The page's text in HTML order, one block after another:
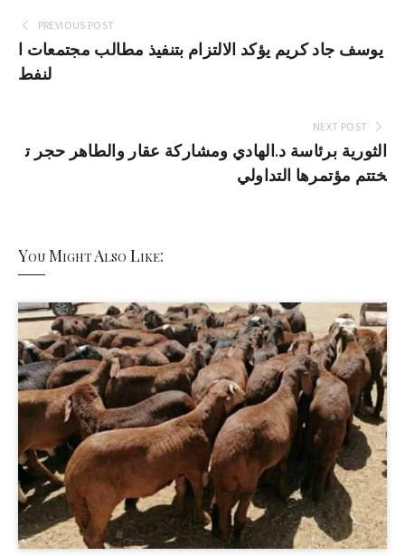
PREVIOUS POST
يوسف جاد كريم يؤكد الالتزام بتنفيذ مطالب مجتمعات ا
لنفط
NEXT POST
الثورية برئاسة د.الهادي ومشاركة عقار والطاهر حجر ت
ختتم مؤتمرها التداولي
You Might Also Like: